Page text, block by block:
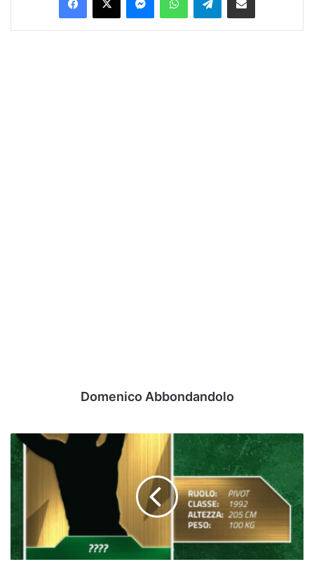
Domenico Abbondandolo
Avellino
Basket,
preannuncio
del
tutti
gli